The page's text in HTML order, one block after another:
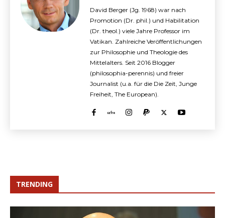
David Berger (Jg. 1968) war nach
Promotion (Dr. phil.) und Habilitation
(Dr. theol.) viele Jahre Professor im
Vatikan. Zahlreiche Veröffentlichungen
zur Philosophie und Theologie des
Mittelalters. Seit 2016 Blogger
(philosophia-perennis) und freier
Journalist (u.a. für die Die Zeit, Junge
Freiheit, The European).
TRENDING